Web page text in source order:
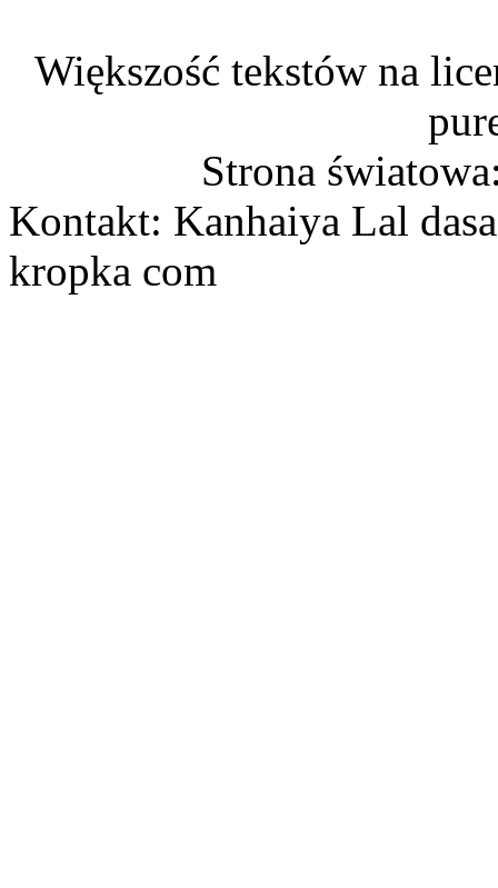
Większość tekstów na
Strona
Kontakt: Kanhaiya Lal
kropka com